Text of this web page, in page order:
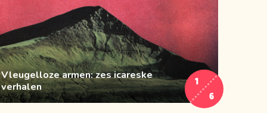
Vleugelloze armen: zes icareske
verhalen
1
6